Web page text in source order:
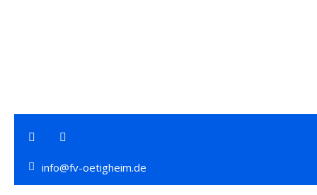
info@fv-oetigheim.de